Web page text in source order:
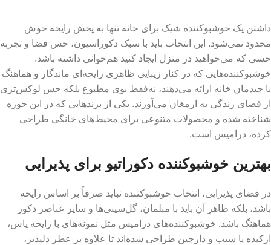
داشتن یک خوشبوکننده شیک برای خانه تنها به پخش رایحه خوش
محدود نمی‌شود. این انتخاب باید با سبک دکوراسیون، حس فضا و تجربه
حسی که می‌خواهید در منزل ایجاد کنید هم‌خوانی داشته باشد.
خوشبوکننده‌هایی که در کنار زیبایی ظاهری رایحه‌ای ماندگار و هماهنگ
با چیدمان خانه ارائه می‌دهند، نه‌فقط بوی مطبوع بلکه حس لوکس‌تری
از فضای زندگی به ارمغان می‌آورند. یکی از برندهایی که در این حوزه
شناخته شده و محصولات متنوعی برای محیط‌های خانگی طراحی
کرده، درامیس است.
بهترین خوشبوکننده دکوراتیو برای پذیرایی
در فضای پذیرایی، انتخاب خوشبوکننده نباید صرفاً بر اساس رایحه
باشد، بلکه ظاهر آن باید با مبلمان، گل‌سینی‌ها و سایر عناصر دکور
هماهنگ باشد. خوشبوکننده‌های درامیس مثل نمونه‌های با رایحه یاس،
ارکیده یا سیب و دارچین طراحی شده‌اند تا علاوه بر عطر دلپذیر،